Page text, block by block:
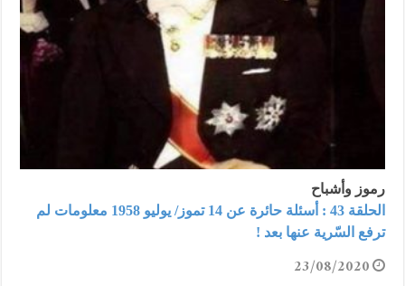
رموز وأشباح
الحلقة 43 : أسئلة حائرة عن 14 تموز/ يوليو 1958 معلومات لم
ترفع السّرية عنها بعد !
23/08/2020